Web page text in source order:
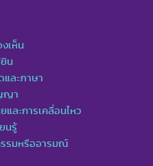
เห็น
น
ละภาษา
ญา
ละการเคลื่อนไหว
นรู้
รมหรืออารมณ์